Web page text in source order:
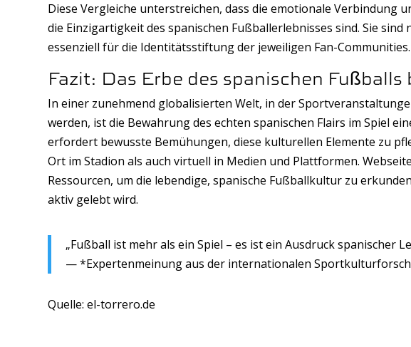
Diese Vergleiche unterstreichen, dass die emotionale Verbindung
die Einzigartigkeit des spanischen Fußballerlebnisses sind. Sie
essenziell für die Identitätsstiftung der jeweiligen Fan-Communities.
Fazit: Das Erbe des spanischen Fußballs
In einer zunehmend globalisierten Welt, in der
werden, ist die Bewahrung des echten spanischen Flairs im Spiel
erfordert bewusste Bemühungen, diese kulturellen Elemente zu
Ort im Stadion als auch virtuell in Medien und Plattformen.
Ressourcen, um die lebendige, spanische Fußballkultur zu
aktiv gelebt wird.
„Fußball ist mehr als ein Spiel – es ist ein Ausdruck spanischer
— *Expertenmeinung aus der internationalen
Quelle: el-torrero.de